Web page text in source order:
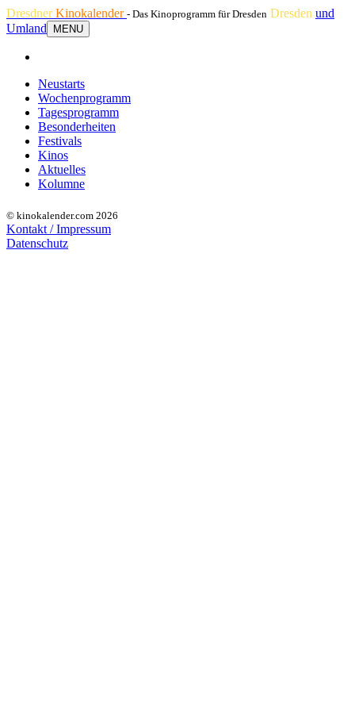
DresdnerKinokalender - Das Kinoprogramm für Dresden Dresden und
Umland
MENU
Neustarts
Wochenprogramm
Tagesprogramm
Besonderheiten
Festivals
Kinos
Aktuelles
Kolumne
© kinokalender.com 2026
Kontakt / Impressum
Datenschutz